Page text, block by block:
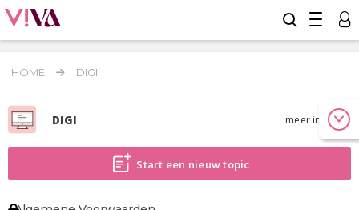
HOME DIGI
DIGI meer info
Start een nieuw topic